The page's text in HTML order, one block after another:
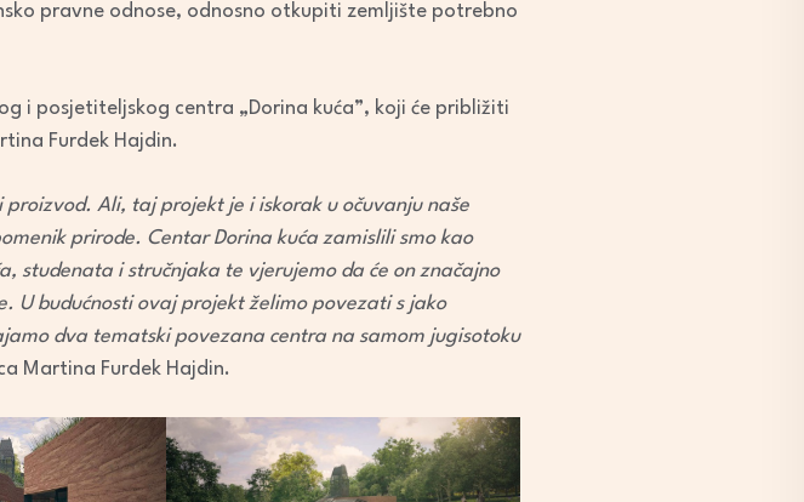
increase
volume.
pravne odnose, odnosno otkupiti zemljište potrebno
i posjetiteljskog centra „Dorina kuća”, koji će približiti
Furdek Hajdin.
proizvod. Ali, taj projekt je i iskorak u očuvanju naše
prirode. Centar Dorina kuća zamislili smo kao
studenata i stručnjaka te vjerujemo da će on značajno
U budućnosti ovaj projekt želimo povezati s jako
dva tematski povezana centra na samom jugisotoku
Martina Furdek Hajdin.